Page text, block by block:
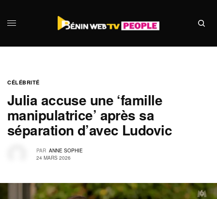
CÉLÉBRITÉ
Julia accuse une ‘famille
manipulatrice’ après sa
séparation d’avec Ludovic
PAR ANNE SOPHIE
24 MARS 2026